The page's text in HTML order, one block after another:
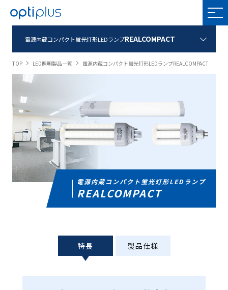
電源内蔵コンパクト蛍光灯形LEDランプREALCOMPACT
TOP LED照明製品一覧 電源内蔵コンパクト蛍光灯形LEDランプREALCOMPACT
電源内蔵コンパクト蛍光灯形LEDランプ
REALCOMPACT
特長 製品仕様